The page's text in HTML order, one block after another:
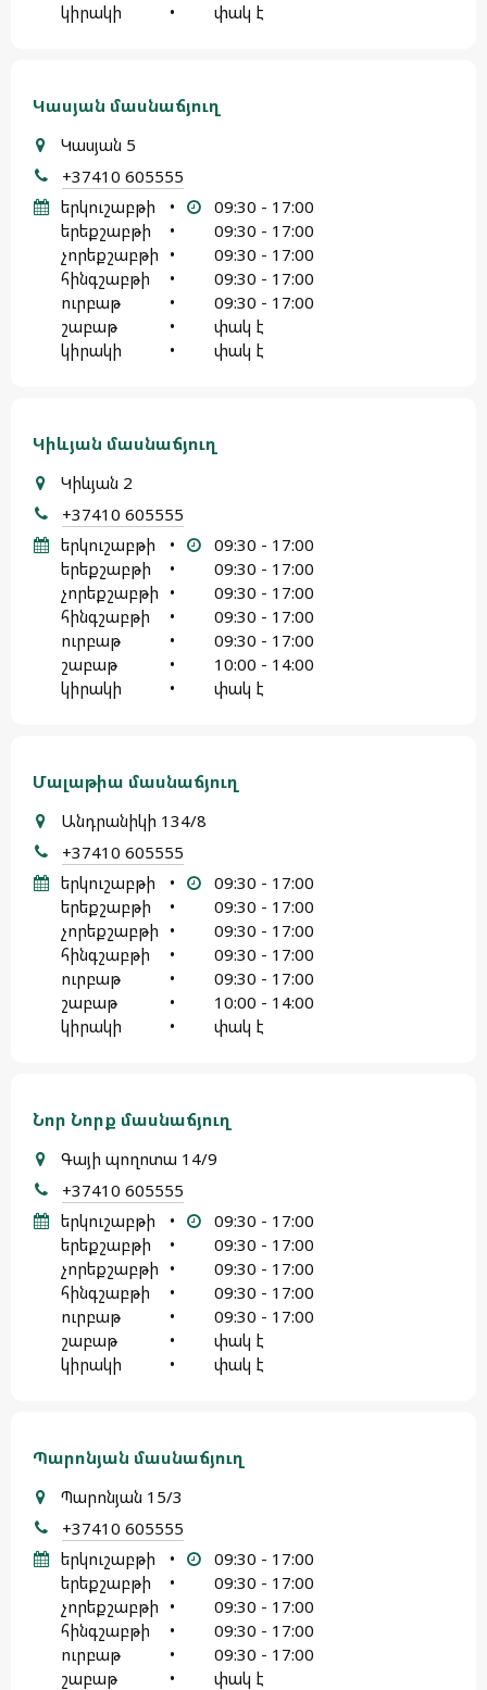
կիրակի • փակ է
Կասյան մասնաճյուղ
Կասյան 5
+37410 605555
երկուշաբթի
•
09:30 - 17:00
երեքշաբթի
•
09:30 - 17:00
չորեքշաբթի •
09:30 - 17:00
հինգշաբթի
•
09:30 - 17:00
ուրբաթ
•
09:30 - 17:00
շաբաթ
•
փակ է
կիրակի
• փակ է
Կիևյան մասնաճյուղ
Կիևյան 2
+37410 605555
երկուշաբթի
•
09:30 - 17:00
երեքշաբթի
•
09:30 - 17:00
չորեքշաբթի •
09:30 - 17:00
հինգշաբթի
•
09:30 - 17:00
ուրբաթ
•
09:30 - 17:00
շաբաթ
•
10:00 - 14:00
կիրակի
• փակ է
Մալաթիա մասնաճյուղ
Անդրանիկի 134/8
+37410 605555
երկուշաբթի
•
09:30 - 17:00
երեքշաբթի
•
09:30 - 17:00
չորեքշաբթի •
09:30 - 17:00
հինգշաբթի
•
09:30 - 17:00
ուրբաթ
•
09:30 - 17:00
շաբաթ
•
10:00 - 14:00
կիրակի
• փակ է
Նոր Նորք մասնաճյուղ
Գայի պողոտա 14/9
+37410 605555
երկուշաբթի
•
09:30 - 17:00
երեքշաբթի
•
09:30 - 17:00
չորեքշաբթի •
09:30 - 17:00
հինգշաբթի
•
09:30 - 17:00
ուրբաթ
•
09:30 - 17:00
շաբաթ
•
փակ է
կիրակի
• փակ է
Պարոնյան մասնաճյուղ
Պարոնյան 15/3
+37410 605555
երկուշաբթի
•
09:30 - 17:00
երեքշաբթի
•
09:30 - 17:00
չորեքշաբթի •
09:30 - 17:00
հինգշաբթի
•
09:30 - 17:00
ուրբաթ
•
09:30 - 17:00
շաբաթ
•
փակ է